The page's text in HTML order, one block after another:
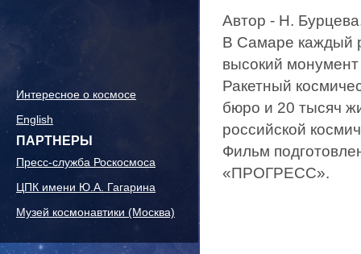
Интересное о космосе
English
ПАРТНЕРЫ
Пресс-служба Роскосмоса
ЦПК имени Ю.А. Гагарина
Музей космонавтики (Москва)
Автор - Н.
В Самаре каждый
высокий
Ракетный
бюро и 20 тысяч
российской
Фильм
«ПРОГРЕСС».